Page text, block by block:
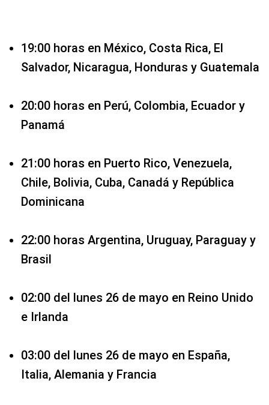
19:00 horas en México, Costa Rica, El
Salvador, Nicaragua, Honduras y Guatemala
20:00 horas en Perú, Colombia, Ecuador y
Panamá
21:00 horas en Puerto Rico, Venezuela,
Chile, Bolivia, Cuba, Canadá y República
Dominicana
22:00 horas Argentina, Uruguay, Paraguay y
Brasil
02:00 del lunes 26 de mayo en Reino Unido
e Irlanda
03:00 del lunes 26 de mayo en España,
Italia, Alemania y Francia